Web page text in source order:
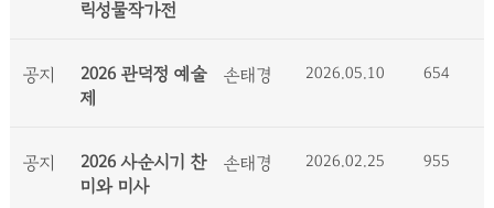
릭성물작가전
공지
2026 관덕정 예술
제
손태경 2026.05.10 654
공지
2026 사순시기 찬
미와 미사
손태경 2026.02.25 955